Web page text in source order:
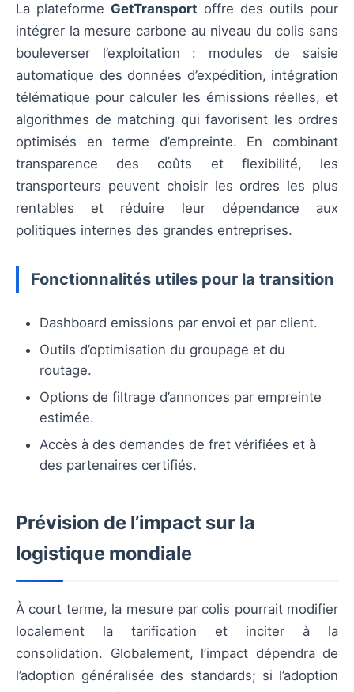
La plateforme GetTransport offre des outils pour
intégrer la mesure carbone au niveau du colis sans
bouleverser l’exploitation : modules de saisie
automatique des données d’expédition, intégration
télématique pour calculer les émissions réelles, et
algorithmes de matching qui favorisent les ordres
optimisés en terme d’empreinte. En combinant
transparence des coûts et flexibilité, les
transporteurs peuvent choisir les ordres les plus
rentables et réduire leur dépendance aux
politiques internes des grandes entreprises.
Fonctionnalités utiles pour la transition
Dashboard emissions par envoi et par client.
Outils d’optimisation du groupage et du
routage.
Options de filtrage d’annonces par empreinte
estimée.
Accès à des demandes de fret vérifiées et à
des partenaires certifiés.
Prévision de l’impact sur la
logistique mondiale
À court terme, la mesure par colis pourrait modifier
localement la tarification et inciter à la
consolidation. Globalement, l’impact dépendra de
l’adoption généralisée des standards; si l’adoption